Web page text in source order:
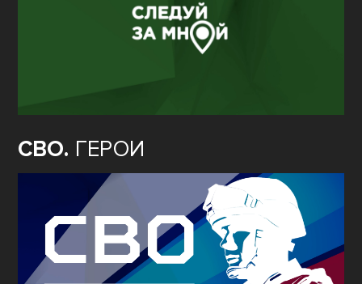
СВО. ГЕРОИ